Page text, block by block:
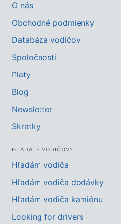
O nás
Obchodné podmienky
Databáza vodičov
Spoločnosti
Platy
Blog
Newsletter
Skratky
HĽADÁTE VODIČOV?
Hľadám vodiča
Hľadám vodiča dodávky
Hľadám vodiča kamiónu
Looking for drivers